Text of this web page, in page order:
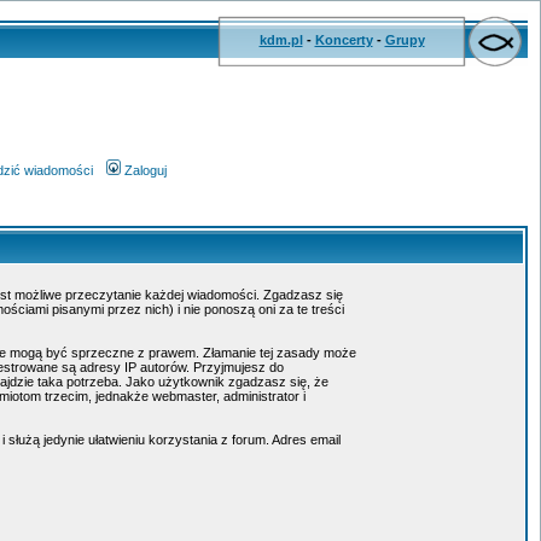
kdm.pl- Koncerty- Grupy
wiadomości Zaloguj
możliwe przeczytanie każdej wiadomości. Zgadzasz się
pisanymi przez nich) i nie ponoszą oni za te treści
być sprzeczne z prawem. Złamanie tej zasady może
są adresy IP autorów. Przyjmujesz do
taka potrzeba. Jako użytkownik zgadzasz się, że
trzecim, jednakże webmaster, administrator i
jedynie ułatwieniu korzystania z forum. Adres email